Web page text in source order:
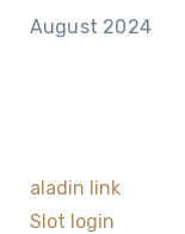
August 2024
aladin link
Slot login